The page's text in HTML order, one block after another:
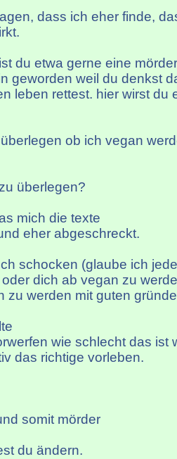
dass ich eher finde,
du etwa gerne eine
geworden weil du denkst
leben rettest. hier wirst du
ob ich vegan
überlegen?
mich die texte
eher abgeschreckt.
schocken (glaube ich
dich ab vegan zu
zu werden mit guten
wie schlecht das ist
das richtige vorleben.
somit mörder
du ändern.